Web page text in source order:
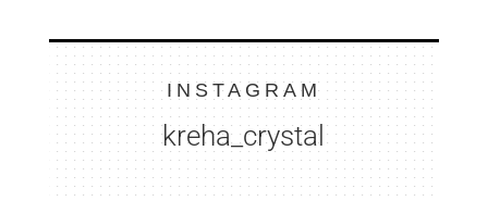
INSTAGRAM
kreha_crystal